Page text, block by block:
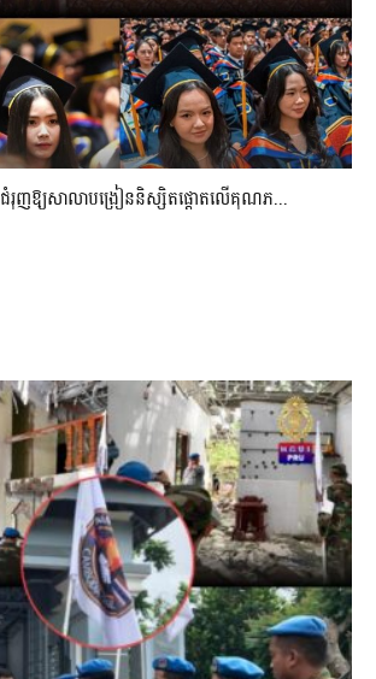
ញឱ្យសាលាបង្រៀននិស្សិតផ្តោតលើគុណភ...